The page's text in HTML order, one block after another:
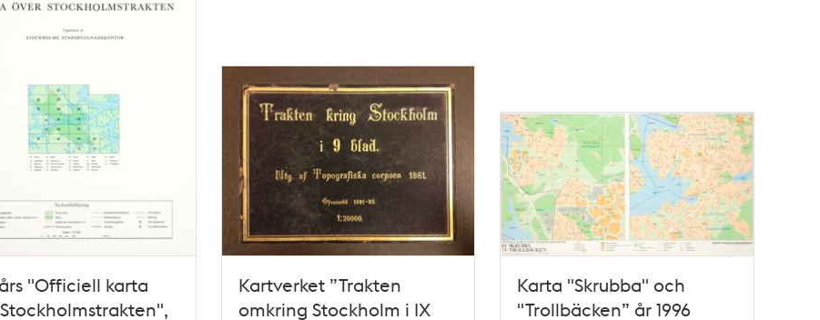
"Officiell karta
Kartverket ”Trakten
omkring Stockholm i IX
Karta "Skrubba" och
"Trollbäcken” år 1996